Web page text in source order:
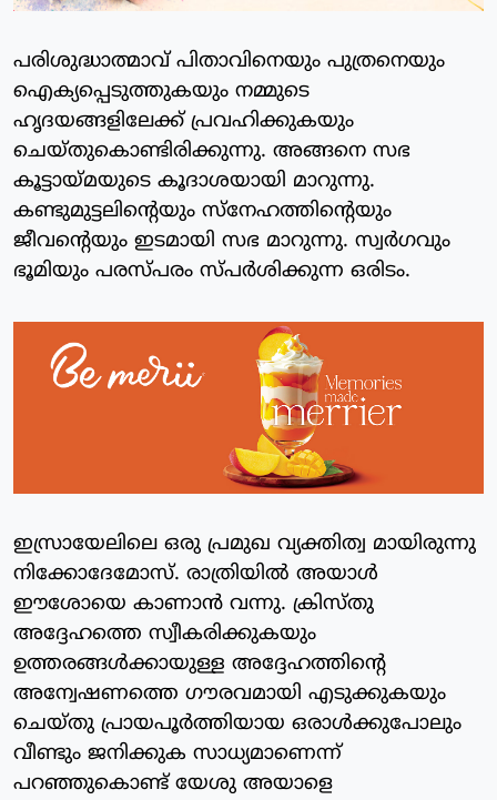
പരിശുദ്ധാത്മാവ് പിതാവിനെയും പുത്രനെയും
ഐക്യപ്പെടുത്തുകയും നമ്മുടെ
ഹൃദയങ്ങളിലേക്ക് പ്രവഹിക്കുകയും
ചെയ്തുകൊണ്ടിരിക്കുന്നു. അങ്ങനെ സഭ
കൂട്ടായ്മയുടെ കൂദാശയായി മാറുന്നു.
കണ്ടുമുട്ടലിന്റെയും സ്‌നേഹത്തിന്റെയും
ജീവന്റെയും ഇടമായി സഭ മാറുന്നു. സ്വർഗവും
ഭൂമിയും പരസ്പരം സ്പര്‍ശിക്കുന്ന ഒരിടം.
ഇസ്രായേലിലെ ഒരു പ്രമുഖ വ്യക്തിത്വ മായിരുന്നു
നിക്കോദേമോസ്. രാത്രിയില്‍ അയാള്‍
ഈശോയെ കാണാന്‍ വന്നു. ക്രിസ്തു
അദ്ദേഹത്തെ സ്വീകരിക്കുകയും
ഉത്തരങ്ങള്‍ക്കായുള്ള അദ്ദേഹത്തിന്റെ
അന്വേഷണത്തെ ഗൗരവമായി എടുക്കുകയും
ചെയ്തു പ്രായപൂര്‍ത്തിയായ ഒരാള്‍ക്കുപോലും
വീണ്ടും ജനിക്കുക സാധ്യമാണെന്ന്
പറഞ്ഞുകൊണ്ട് യേശു അയാളെ